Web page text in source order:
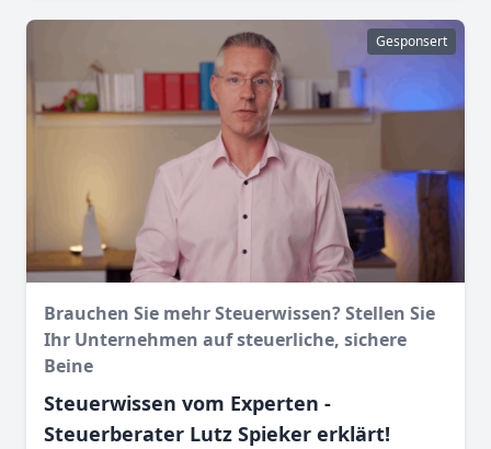
Gesponsert
Brauchen Sie mehr Steuerwissen? Stellen Sie
Ihr Unternehmen auf steuerliche, sichere
Beine
Steuerwissen vom Experten -
Steuerberater Lutz Spieker erklärt!